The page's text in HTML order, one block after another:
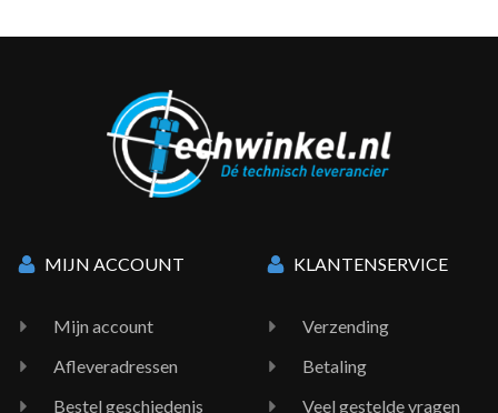
MIJN ACCOUNT
Mijn account
Afleveradressen
Bestel geschiedenis
KLANTENSERVICE
Verzending
Betaling
Veel gestelde vragen